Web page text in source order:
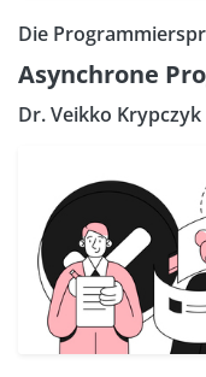
Die
Asynchrone
Dr. Veikko Krypczyk